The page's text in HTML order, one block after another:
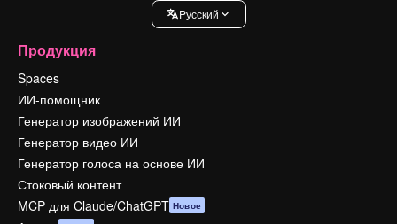
Pусский
Продукция
Spaces
ИИ-помощник
Генератор изображений ИИ
Генератор видео ИИ
Генератор голоса на основе ИИ
Стоковый контент
MCP для Claude/ChatGPT Новое